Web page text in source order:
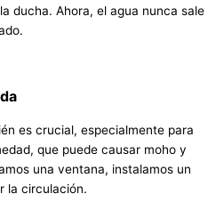
ducha. Ahora, el agua nunca sale
es crucial, especialmente para
que puede causar moho y
una ventana, instalamos un
la circulación.